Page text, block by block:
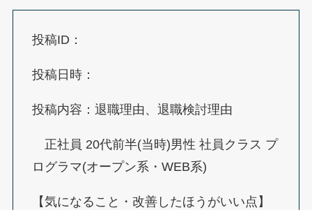
投稿ID：
投稿日時：
投稿内容：退職理由、退職検討理由
正社員 20代前半(当時)男性 社員クラス プ
ログラマ(オープン系・WEB系)
【気になること・改善したほうがいい点】